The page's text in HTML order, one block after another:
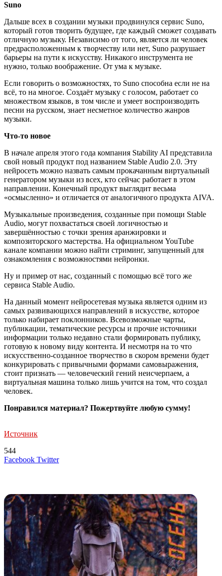
Suno
Дальше всех в создании музыки продвинулся сервис Suno,
который готов творить будущее, где каждый сможет создавать
отличную музыку. Независимо от того, является ли человек
предрасположенным к творчеству или нет, Suno разрушает
барьеры на пути к искусству. Никакого инструмента не
нужно, только воображение. От ума к музыке.
Если говорить о возможностях, то Suno способна если не на
всё, то на многое. Создаёт музыку с голосом, работает со
множеством языков, в том числе и умеет воспроизводить
песни на русском, знает несметное количество жанров
музыки.
Что-то новое
В начале апреля этого года компания Stability AI представила
свой новый продукт под названием Stable Audio 2.0. Эту
нейросеть можно назвать самым прокачанным виртуальный
генератором музыки из всех, кто сейчас работает в этом
направлении. Конечный продукт выглядит весьма
«осмысленно» и отличается от аналогичного продукта AIVA.
Музыкальные произведения, созданные при помощи Stable
Audio, могут похвастаться своей логичностью и
завершённостью с точки зрения аранжировки и
композиторского мастерства. На официальном YouTube
канале компании можно найти стриминг, запущенный для
ознакомления с возможностями нейронки.
Ну и пример от нас, созданный с помощью всё того же
сервиса Stable Audio.
На данный момент нейросетевая музыка является одним из
самых развивающихся направлений в искусстве, которое
только набирает поклонников. Всевозможные чарты,
публикации, тематические ресурсы и прочие источники
информации только недавно стали формировать публику,
готовую к новому виду контента. И несмотря на то что
искусственно-созданное творчество в скором времени будет
конкурировать с привычными формами самовыражения,
стоит признать — человеческий гений неисчерпаем, а
виртуальная машина только лишь учится на том, что создал
человек.
Понравился материал? Пожертвуйте любую сумму!
Источник
544
Facebook TwitterLinkedIn
Tumblr
Reddit
Вконтакте
Одноклассники
Skype
Messenger
Messenger
WhatsApp
Telegram
Viber
Line
Поделиться
Печатать